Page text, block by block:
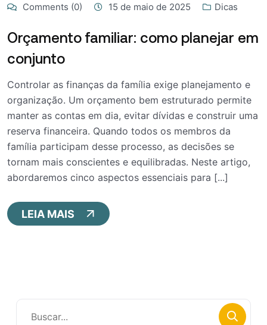
Comments (0) 15 de maio de 2025 Dicas
Orçamento familiar: como planejar em
conjunto
Controlar as finanças da família exige planejamento e
organização. Um orçamento bem estruturado permite
manter as contas em dia, evitar dívidas e construir uma
reserva financeira. Quando todos os membros da
família participam desse processo, as decisões se
tornam mais conscientes e equilibradas. Neste artigo,
abordaremos cinco aspectos essenciais para [...]
LEIA MAIS